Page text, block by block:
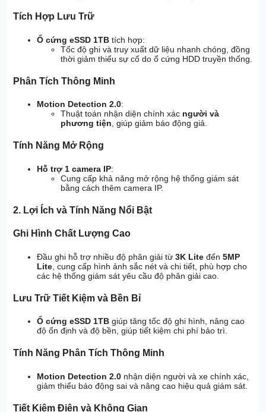
Tích Hợp Lưu Trữ
Ổ cứng eSSD 1TB tích hợp:
Tốc độ ghi và truy xuất dữ liệu nhanh chóng, đồng
thời giảm thiểu sự cố do ổ cứng HDD truyền thống.
Phân Tích Thông Minh
Motion Detection 2.0:
Thuật toán nhận diện chính xác người và
phương tiện, giúp giảm báo động giả.
Tính Năng Mở Rộng
Hỗ trợ 1 camera IP:
Cung cấp khả năng mở rộng hệ thống giám sát
bằng cách thêm camera IP.
2. Lợi Ích và Tính Năng Nổi Bật
Ghi Hình Chất Lượng Cao
Đầu ghi hỗ trợ nhiều độ phân giải từ3K Lite đến5MP
Lite , cung cấp hình ảnh sắc nét và chi tiết, phù hợp cho
các hệ thống giám sát yêu cầu độ phân giải cao.
Lưu Trữ Tiết Kiệm và Bền Bỉ
Ổ cứng eSSD 1TB giúp tăng tốc độ ghi hình, nâng cao
độ ổn định và độ bền, giúp tiết kiệm chi phí bảo trì.
Tính Năng Phân Tích Thông Minh
Motion Detection 2.0 nhận diện người và xe chính xác,
giảm thiểu báo động sai và nâng cao hiệu quả giám sát.
Tiết Kiệm Điện và Không Gian